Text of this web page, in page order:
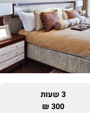
3 שעות
300 ₪